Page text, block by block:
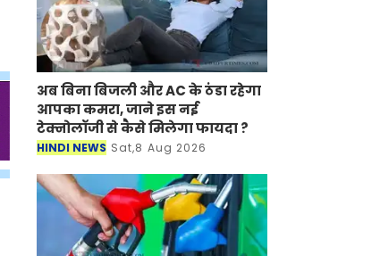
अब बिना बिजली और AC के ठंडा रहेगा
आपका कमरा, जाने इस नई
टेक्नोलॉजी से कैसे मिलेगा फायदा ?
HINDI NEWS Sat,8 Aug 2026